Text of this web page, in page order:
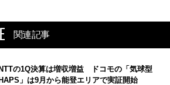
関連記事
の1Q決算は増収増益 ドコモの「気球型
」は9月から能登エリアで実証開始